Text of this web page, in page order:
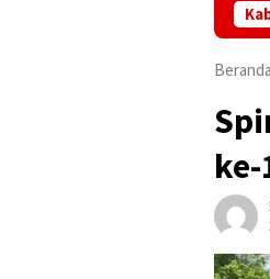
Bali Juara Kejurnas U-19
Beranda